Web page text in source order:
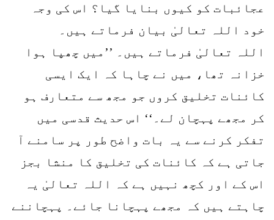
عجائبات کو کیوں بنایا گیا؟ اس کی وجہ
خود اللہ تعالیٰ بیان فرماتے ہیں۔
اللہ تعالیٰ فرماتے ہیں۔ ’’میں چھپا ہوا
خزانہ تھا، میں نے چاہا کہ ایک ایسی
کائنات تخلیق کروں جو مجھ سے متعارف ہو
کر مجھے پہچان لے۔‘‘ اس حدیث قدسی میں
تفکر کرنے سے یہ بات واضح طور پر سامنے آ
جاتی ہے کہ کائنات کی تخلیق کا منشا بجز
اس کے اور کچھ نہیں ہے کہ اللہ تعالیٰ یہ
چاہتے ہیں کہ مجھے پہچانا جائے۔ پہچاننے